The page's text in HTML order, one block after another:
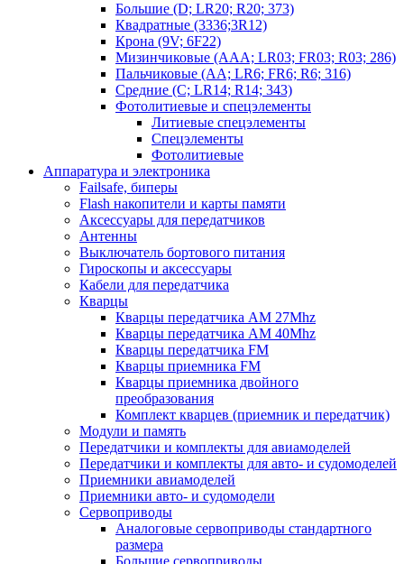
Большие (D; LR20; R20; 373)
Квадратные (3336;3R12)
Крона (9V; 6F22)
Мизинчиковые (AAA; LR03; FR03; R03; 286)
Пальчиковые (AA; LR6; FR6; R6; 316)
Средние (C; LR14; R14; 343)
Фотолитиевые и спецэлементы
Литиевые спецэлементы
Спецэлементы
Фотолитиевые
Аппаратура и электроника
Failsafe, биперы
Flash накопители и карты памяти
Аксессуары для передатчиков
Антенны
Выключатель бортового питания
Гироскопы и аксессуары
Кабели для передатчика
Кварцы
Кварцы передатчика AM 27Mhz
Кварцы передатчика AM 40Mhz
Кварцы передатчика FM
Кварцы приемника FM
Кварцы приемника двойного
преобразования
Комплект кварцев (приемник и передатчик)
Модули и память
Передатчики и комплекты для авиамоделей
Передатчики и комплекты для авто- и судомоделей
Приемники авиамоделей
Приемники авто- и судомодели
Сервоприводы
Аналоговые сервоприводы стандартного
размера
Большие сервоприводы